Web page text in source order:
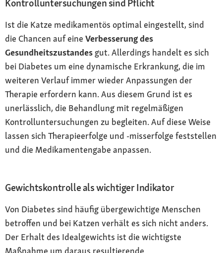
Kontrolluntersuchungen sind Pflicht
Ist die Katze medikamentös optimal eingestellt, sind
die Chancen auf eine Verbesserung des
Gesundheitszustandes gut. Allerdings handelt es sich
bei Diabetes um eine dynamische Erkrankung, die im
weiteren Verlauf immer wieder Anpassungen der
Therapie erfordern kann. Aus diesem Grund ist es
unerlässlich, die Behandlung mit regelmäßigen
Kontrolluntersuchungen zu begleiten. Auf diese Weise
lassen sich Therapieerfolge und -misserfolge feststellen
und die Medikamentengabe anpassen.
Gewichtskontrolle als wichtiger Indikator
Von Diabetes sind häufig übergewichtige Menschen
betroffen und bei Katzen verhält es sich nicht anders.
Der Erhalt des Idealgewichts ist die wichtigste